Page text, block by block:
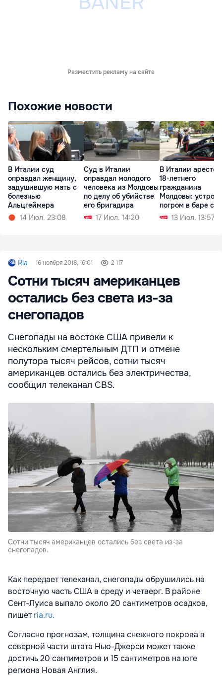
Разместить рекламу на сайте
Похожие новости
В Италии суд
оправдал женщину,
задушившую мать с
болезнью
Альцгеймера
14 Июл. 23:08
Суд в Италии
оправдал молодого
человека из Молдовы
по делу об убийстве
его бригадира
17 Июл. 14:20
В Италии
18-летнего
гражданина
Молдовы:
погром в баре с
мачете13 Июл. 13:57
Ria 16 ноября 2018, 16:01 2 117
Сотни тысяч американцев
остались без света из-за
снегопадов
Снегопады на востоке США привели к
нескольким смертельным ДТП и отмене
полутора тысяч рейсов, сотни тысяч
американцев остались без электричества,
сообщил телеканал CBS.
Сотни тысяч американцев остались без света из-за
снегопадов.
Как передает телеканал, снегопады обрушились на
восточную часть США в среду и четверг. В районе
Сент-Луиса выпало около 20 сантиметров осадков,
пишетria.ru.
Согласно прогнозам, толщина снежного покрова в
северной части штата Нью-Джерси может также
достичь 20 сантиметров и 15 сантиметров на юге
региона Новая Англия.